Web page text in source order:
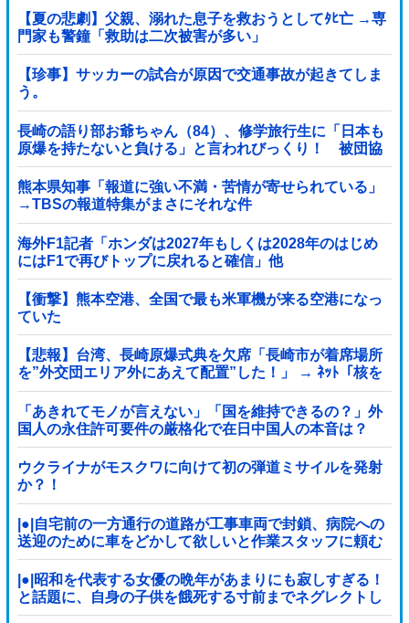
【夏の悲劇】父親、溺れた息子を救おうとしてﾀﾋ亡 →専
門家も警鐘「救助は二次被害が多い」
【珍事】サッカーの試合が原因で交通事故が起きてしま
う。
長崎の語り部お爺ちゃん（84）、修学旅行生に「日本も
原爆を持たないと負ける」と言われびっくり！ 被団協
代表（85）も中学生に「核を持たないで日本...
熊本県知事「報道に強い不満・苦情が寄せられている」
→TBSの報道特集がまさにそれな件
海外F1記者「ホンダは2027年もしくは2028年のはじめ
にはF1で再びトップに戻れると確信」他
【衝撃】熊本空港、全国で最も米軍機が来る空港になっ
ていた
【悲報】台湾、長崎原爆式典を欠席「長崎市が着席場所
を”外交団エリア外にあえて配置”した！」 → ﾈｯﾄ「核を
持つ中国に屈指した！」「失礼すぎ」「台湾は筋通し
た！」ｗｗｗｗｗ
「あきれてモノが言えない」「国を維持できるの？」外
国人の永住許可要件の厳格化で在日中国人の本音は？
ウクライナがモスクワに向けて初の弾道ミサイルを発射
か？！
|●|自宅前の一方通行の道路が工事車両で封鎖、病院への
送迎のために車をどかして欲しいと作業スタッフに頼む
と……
|●|昭和を代表する女優の晩年があまりにも寂しすぎる！
と話題に、自身の子供を餓死する寸前までネグレクトし
た挙句……